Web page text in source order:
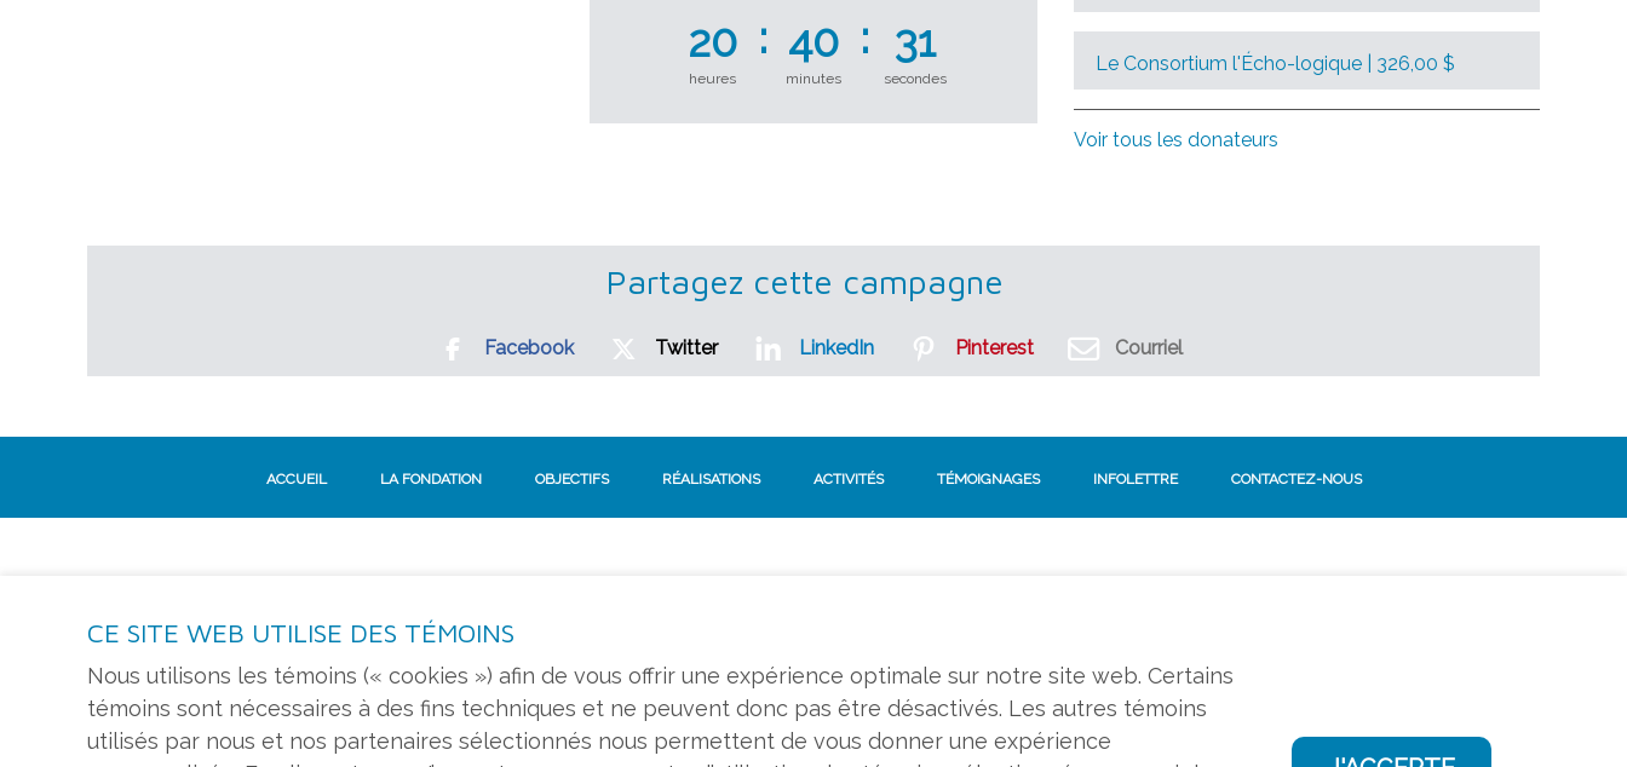
20
heures
40
minutes
30
secondes
Le Consortium l'Écho-logique | 326,00 $
Voir tous les donateurs
Partagez cette campagne
Facebook Twitter LinkedIn Pinterest Courriel
ACCUEIL LA FONDATION OBJECTIFS RÉALISATIONS ACTIVITÉS TÉMOIGNAGES INFOLETTRE CONTACTEZ-NOUS
S'ABONNER À L'INFOLETTRE
CE SITE WEB UTILISE DES TÉMOINS
Nous utilisons les témoins (« cookies ») afin de vous offrir une expérience optimale sur notre site web. Certains
témoins sont nécessaires à des fins techniques et ne peuvent donc pas être désactivés. Les autres témoins
utilisés par nous et nos partenaires sélectionnés nous permettent de vous donner une expérience